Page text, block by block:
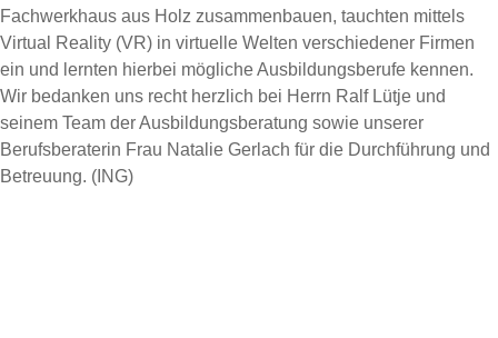
Fachwerkhaus aus Holz zusammenbauen, tauchten mittels
Virtual Reality (VR) in virtuelle Welten verschiedener Firmen
ein und lernten hierbei mögliche Ausbildungsberufe kennen.
Wir bedanken uns recht herzlich bei Herrn Ralf Lütje und
seinem Team der Ausbildungsberatung sowie unserer
Berufsberaterin Frau Natalie Gerlach für die Durchführung und
Betreuung. (ING)